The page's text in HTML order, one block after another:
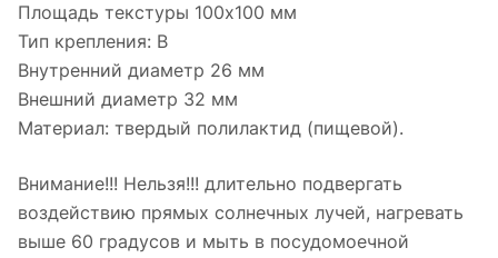
Площадь текстуры 100x100 мм
Тип крепления: B
Внутренний диаметр 26 мм
Внешний диаметр 32 мм
Материал: твердый полилактид (пищевой).
Внимание!!! Нельзя!!! длительно подвергать
воздействию прямых солнечных лучей, нагревать
выше 60 градусов и мыть в посудомоечной